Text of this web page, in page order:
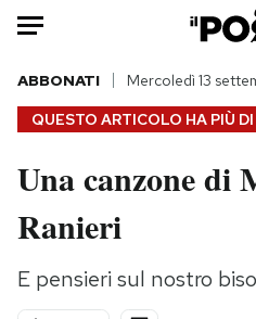
HOME
Italia
Politica
Tecnologia
Internet
QUESTO ARTICOLO HA PIÙ DI
ABBONATI Mercoledì 13
Una canzone di
Ranieri
E pensieri sul nostro